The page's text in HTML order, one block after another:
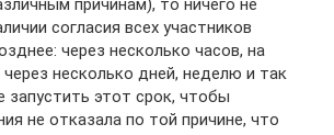
согласия всех участников
через несколько часов, на
несколько дней, неделю и так
запустить этот срок, чтобы
не отказала по той причине, что